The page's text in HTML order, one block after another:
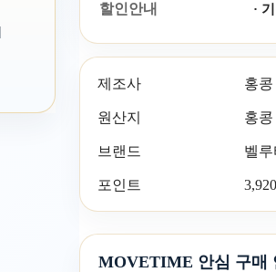
할인안내 ·
제조사 홍콩
원산지 홍콩
브랜드 벨루
포인트
MOVETIME 안심 구매